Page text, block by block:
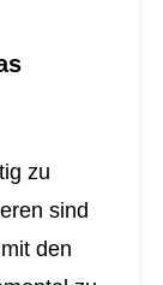
zu
sind
den